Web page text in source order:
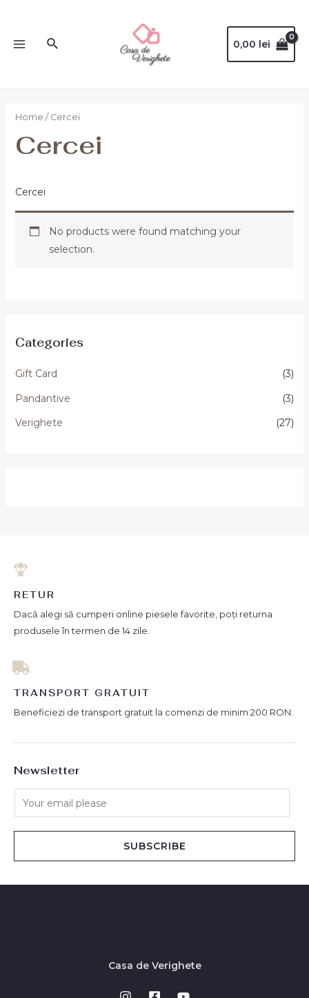
0,00 lei
Categories
Gift Card
(3)
Pandantive
(3)
Verighete
(27)
Home / Cercei
Cercei
Cercei
No products were found matching your
selection.
RETUR
Dacă alegi să cumperi online piesele favorite, poți returna
produsele în termen de 14 zile.
TRANSPORT GRATUIT
Beneficiezi de transport gratuit la comenzi de minim 200 RON.
Newsletter
SUBSCRIBE
Casa de Verighete